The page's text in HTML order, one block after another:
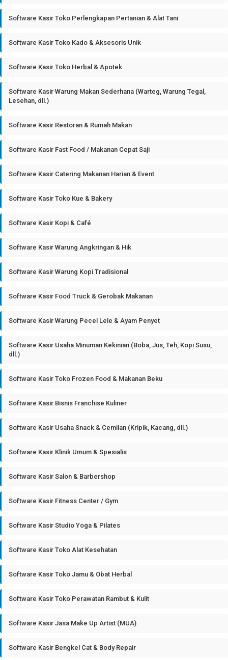
Software Kasir Toko Perlengkapan Pertanian & Alat Tani
Software Kasir Toko Kado & Aksesoris Unik
Software Kasir Toko Herbal & Apotek
Software Kasir Warung Makan Sederhana (Warteg, Warung Tegal,
Lesehan, dll.)
Software Kasir Restoran & Rumah Makan
Software Kasir Fast Food / Makanan Cepat Saji
Software Kasir Catering Makanan Harian & Event
Software Kasir Toko Kue & Bakery
Software Kasir Kopi & Café
Software Kasir Warung Angkringan & Hik
Software Kasir Warung Kopi Tradisional
Software Kasir Food Truck & Gerobak Makanan
Software Kasir Warung Pecel Lele & Ayam Penyet
Software Kasir Usaha Minuman Kekinian (Boba, Jus, Teh, Kopi Susu,
dll.)
Software Kasir Toko Frozen Food & Makanan Beku
Software Kasir Bisnis Franchise Kuliner
Software Kasir Usaha Snack & Cemilan (Kripik, Kacang, dll.)
Software Kasir Klinik Umum & Spesialis
Software Kasir Salon & Barbershop
Software Kasir Fitness Center / Gym
Software Kasir Studio Yoga & Pilates
Software Kasir Toko Alat Kesehatan
Software Kasir Toko Jamu & Obat Herbal
Software Kasir Toko Perawatan Rambut & Kulit
Software Kasir Jasa Make Up Artist (MUA)
Software Kasir Bengkel Cat & Body Repair